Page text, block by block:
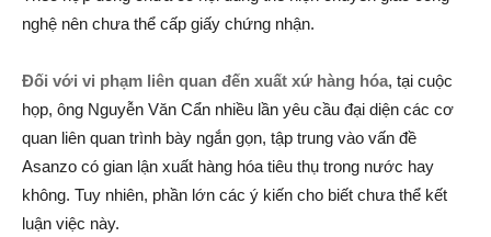
nghệ nên chưa thể cấp giấy chứng nhận.
Đối với vi phạm liên quan đến xuất xứ hàng hóa, tại cuộc
họp, ông Nguyễn Văn Cẩn nhiều lần yêu cầu đại diện các cơ
quan liên quan trình bày ngắn gọn, tập trung vào vấn đề
Asanzo có gian lận xuất hàng hóa tiêu thụ trong nước hay
không. Tuy nhiên, phần lớn các ý kiến cho biết chưa thể kết
luận việc này.